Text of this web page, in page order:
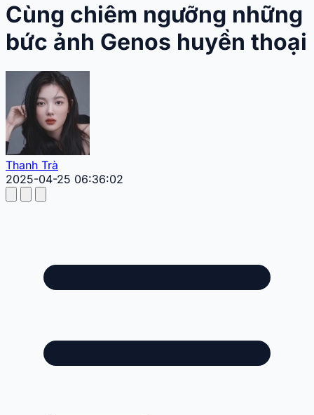
Cùng chiêm ngưỡng những
bức ảnh Genos huyền thoại
Thanh Trà
2025-04-25 06:36:02